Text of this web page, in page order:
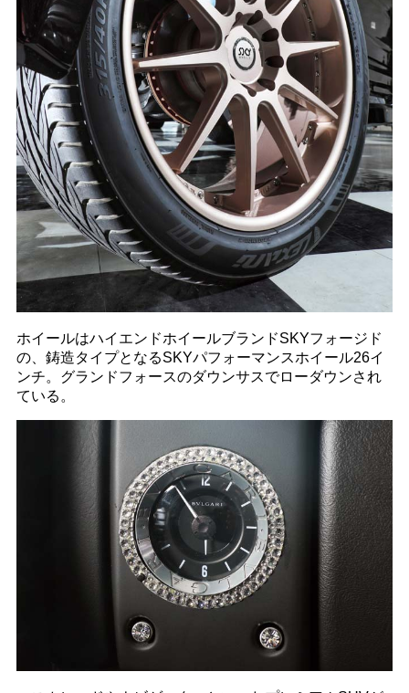
ホイールはハイエンドホイールブランドSKYフォージド
の、鋳造タイプとなるSKYパフォーマンスホイール26イ
ンチ。グランドフォースのダウンサスでローダウンされ
ている。